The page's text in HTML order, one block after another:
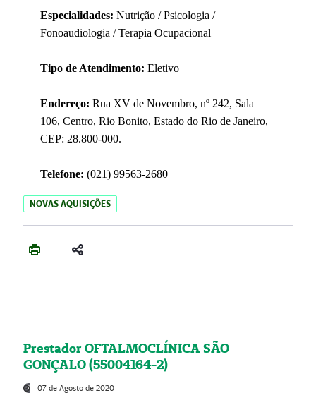
Especialidades: Nutrição / Psicologia /
Fonoaudiologia / Terapia Ocupacional
Tipo de Atendimento: Eletivo
Endereço: Rua XV de Novembro, nº 242, Sala
106, Centro, Rio Bonito, Estado do Rio de Janeiro,
CEP: 28.800-000.
Telefone: (021) 99563-2680
NOVAS AQUISIÇÕES
Prestador OFTALMOCLÍNICA SÃO
GONÇALO (55004164-2)
07 de Agosto de 2020